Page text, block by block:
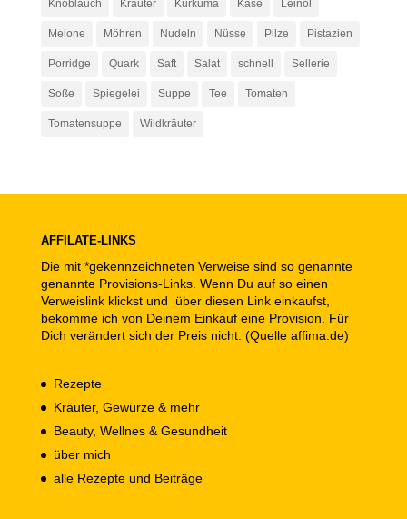
Knoblauch Kräuter Kurkuma Käse Leinöl
Melone Möhren Nudeln Nüsse Pilze Pistazien
Porridge Quark Saft Salat schnell Sellerie
Soße Spiegelei Suppe Tee Tomaten
Tomatensuppe Wildkräuter
AFFILATE-LINKS
Die mit *gekennzeichneten Verweise sind so genannte
genannte Provisions-Links. Wenn Du auf so einen
Verweislink klickst und über diesen Link einkaufst,
bekomme ich von Deinem Einkauf eine Provision. Für
Dich verändert sich der Preis nicht. (Quelle affima.de)
Rezepte
Kräuter, Gewürze & mehr
Beauty, Wellnes & Gesundheit
über mich
alle Rezepte und Beiträge